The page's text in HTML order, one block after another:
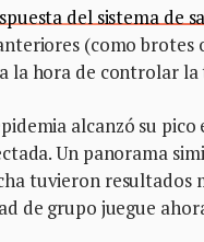
del sistema de
(como brotes
la hora de controlar la
alcanzó su
Un panorama
tuvieron
de grupo juegue